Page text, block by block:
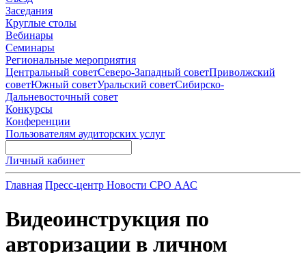
Заседания
Круглые столы
Вебинары
Семинары
Региональные мероприятия
Центральный советСеверо-Западный советПриволжский
советЮжный советУральский советСибирско-
Дальневосточный совет
Конкурсы
Конференции
Пользователям аудиторских услуг
Личный кабинет
Главная Пресс-центр Новости СРО ААС
Видеоинструкция по
авторизации в личном